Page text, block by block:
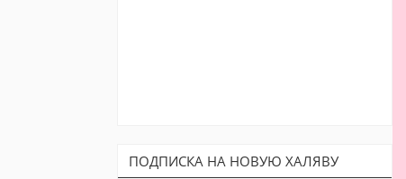
ПОДПИСКА НА НОВУЮ ХАЛЯВУ